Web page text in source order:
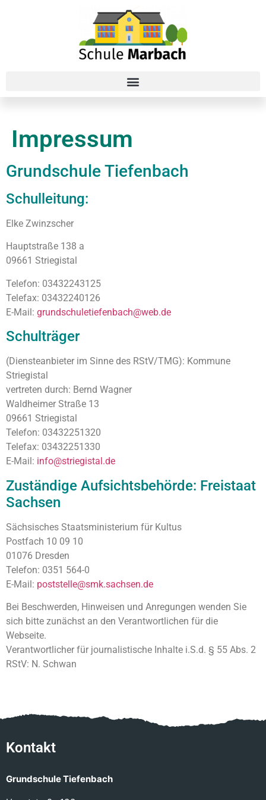
Impressum
Grundschule Tiefenbach
Schulleitung:
Elke Zwinzscher
Hauptstraße 138 a
09661 Striegistal
Telefon: 03432243125
Telefax: 03432240126
E-Mail: grundschuletiefenbach@web.de
Schulträger
(Diensteanbieter im Sinne des RStV/TMG): Kommune
Striegistal
vertreten durch: Bernd Wagner
Waldheimer Straße 13
09661 Striegistal
Telefon: 03432251320
Telefax: 03432251330
E-Mail: info@striegistal.de
Zuständige Aufsichtsbehörde: Freistaat
Sachsen
Sächsisches Staatsministerium für Kultus
Postfach 10 09 10
01076 Dresden
Telefon: 0351 564-0
E-Mail: poststelle@smk.sachsen.de
Bei Beschwerden, Hinweisen und Anregungen wenden Sie
sich bitte zunächst an den Verantwortlichen für die
Webseite.
Verantwortlicher für journalistische Inhalte i.S.d. § 55 Abs. 2
RStV: N. Schwan
Kontakt
Grundschule Tiefenbach